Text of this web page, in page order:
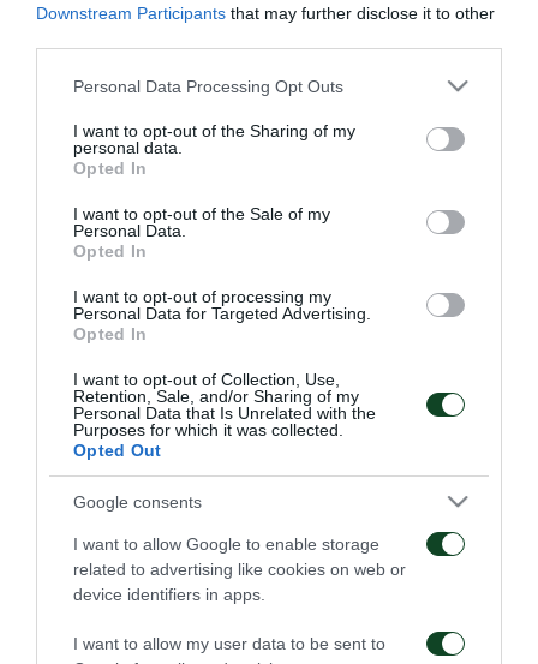
Downstream Participants that may further disclose it to other
Please note that this website/app uses one or more Google
not limited to your visit or usage behaviour. You may click to
grant or deny consent to Google and its third-party tags to
use your data for below specified purposes in below Google
consent section.
Personal Data Processing Opt Outs
I want to opt-out of the Sharing of my
personal data.
Opted In
I want to opt-out of the Sale of my
Personal Data.
Opted In
I want to opt-out of processing my
Personal Data for Targeted Advertising.
Opted In
I want to opt-out of Collection, Use,
Retention, Sale, and/or Sharing of my
Personal Data that Is Unrelated with the
Purposes for which it was collected.
Opted Out
Google consents
I want to allow Google to enable storage
related to advertising like cookies on web or
device identifiers in apps.
I want to allow my user data to be sent to
το μεσημέρι η προετοιμασία του Παναθηναϊκού Β
για τον αγώνα με τον Διαγόρα Ρόδου (19/03, 14:45)
στο δημοτικό στάδιο Ασπρόπυργου, στο πλαίσιο
της 25 ηςαγωνιστικής της Betsson Super League 2.
Το πρόγραμμα των Πράσινων είχε προθέρμανση,
rondo, ασκήσεις κατοχής μπάλας και τελειώματα.
Από την προπόνηση απουσίασε ο Πάνκα, που
ακολούθησε πρόγραμμα αποθεραπείας.
Μετά το τέλος του προγράμματος, ο Χαβιέρ Βάθκεθ
ανακοίνωσε τους ποδοσφαιριστές που
συμπεριλήφθηκαν στην αποστολή για το αυριανό
Αυτοί είναι οι: Aθανασακόπουλος, Αλμπάνης,
Αντωνίου, Δημητρίου, Ηλιάδης, Καραμπάς,
Καρβούνης, Κούτσιας, Κρυπαράκος, Μαραθωνίτης,
Μαργκόνο, Μαρτίνης, Ματσαδές, Ρόμπι, Σερπέζης,